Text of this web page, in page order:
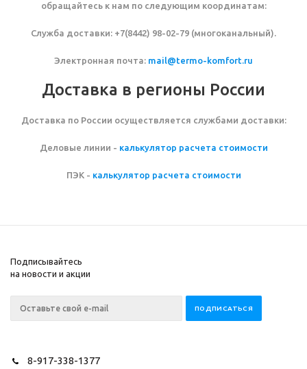
обращайтесь к нам по следующим координатам:
Служба доставки: +7(8442) 98-02-79 (многоканальный).
Электронная почта: mail@termo-komfort.ru
Доставка в регионы России
Доставка по России осуществляется службами доставки:
Деловые линии - калькулятор расчета стоимости
ПЭК - калькулятор расчета стоимости
Подписывайтесь
на новости и акции
8-917-338-1377